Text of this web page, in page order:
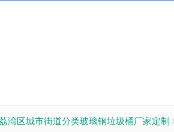
湾区城市街道分类玻璃钢垃圾桶厂家定制